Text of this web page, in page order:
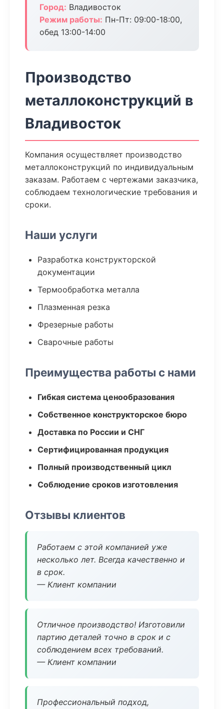
Город: Владивосток
Режим работы: Пн-Пт: 09:00-18:00,
обед 13:00-14:00
Производство
металлоконструкций в
Владивосток
Компания осуществляет производство
металлоконструкций по индивидуальным
заказам. Работаем с чертежами заказчика,
соблюдаем технологические требования и
сроки.
Наши услуги
Разработка конструкторской
документации
Термообработка металла
Плазменная резка
Фрезерные работы
Сварочные работы
Преимущества работы с нами
Гибкая система ценообразования
Собственное конструкторское бюро
Доставка по России и СНГ
Сертифицированная продукция
Полный производственный цикл
Соблюдение сроков изготовления
Отзывы клиентов
Работаем с этой компанией уже
несколько лет. Всегда качественно и
в срок.
— Клиент компании
Отличное производство! Изготовили
партию деталей точно в срок и с
соблюдением всех требований.
— Клиент компании
Профессиональный подход,